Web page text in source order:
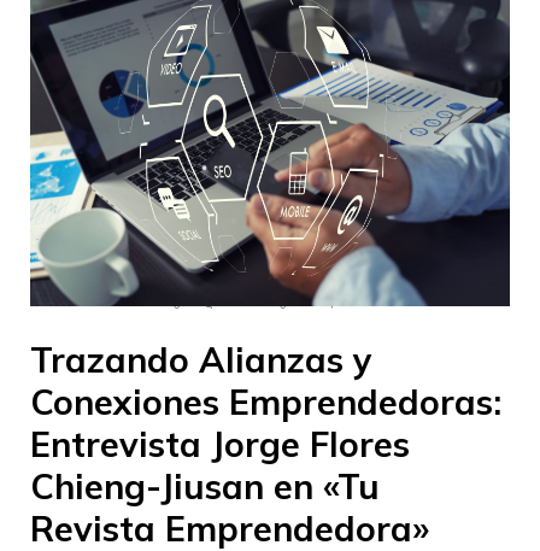
InnovaJob Chile – – 18:48
Trazando Alianzas y
Conexiones Emprendedoras:
Entrevista Jorge Flores
Chieng-Jiusan en «Tu
Revista Emprendedora»